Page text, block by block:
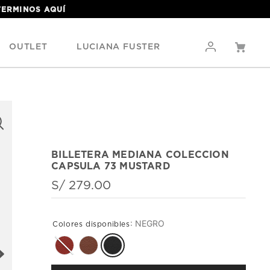
AQUÍ
OUTLET LUCIANA FUSTER
BILLETERA MEDIANA COLECCION
CAPSULA 73 MUSTARD
S/ 279.00
: NEGRO